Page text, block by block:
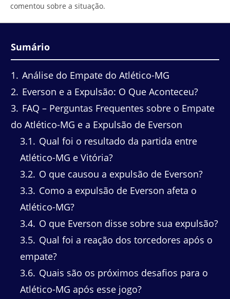
comentou sobre a situação.
Sumário
1
Análise do Empate do Atlético-MG
2 Everson e a Expulsão: O Que Aconteceu?
3 FAQ – Perguntas Frequentes sobre o Empate
do Atlético-MG e a Expulsão de Everson
3.1
Qual foi o resultado da partida entre
Atlético-MG e Vitória?
3.2 O que causou a expulsão de Everson?
3.3 Como a expulsão de Everson afeta o
Atlético-MG?
3.4 O que Everson disse sobre sua expulsão?
3.5 Qual foi a reação dos torcedores após o
empate?
3.6 Quais são os próximos desafios para o
Atlético-MG após esse jogo?